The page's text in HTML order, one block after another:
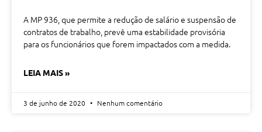
A MP 936, que permite a redução de salário e suspensão de
contratos de trabalho, prevê uma estabilidade provisória
para os funcionários que forem impactados com a medida.
LEIA MAIS »
3 de junho de 2020 Nenhum comentário